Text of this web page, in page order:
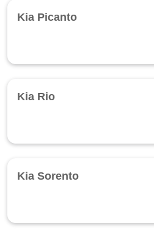
Kia Picanto
Kia Rio
Kia Sorento